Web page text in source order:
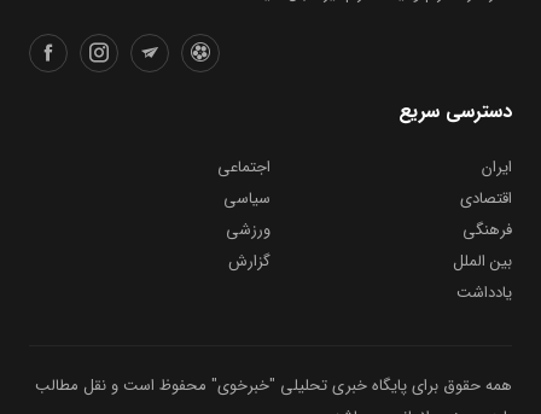
دسترسی سریع
ایران
اجتماعی
اقتصادی
سیاسی
فرهنگی
ورزشی
بین الملل
گزارش
یادداشت
همه حقوق برای پایگاه خبری تحلیلی "خبرخوی" محفوظ است و نقل مطالب